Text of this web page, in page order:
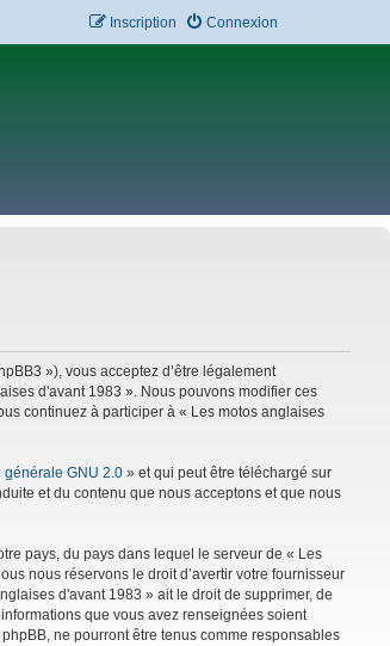
Connexion
Inscription
»), vous acceptez d’être légalement
d'avant 1983 ». Nous pouvons modifier ces
continuez à participer à « Les motos anglaises
générale GNU 2.0 » et qui peut être téléchargé sur
et du contenu que nous acceptons et que nous
pays, du pays dans lequel le serveur de « Les
nous réservons le droit d’avertir votre fournisseur
d'avant 1983 » ait le droit de supprimer, de
que vous avez renseignées soient
ne pourront être tenus comme responsables